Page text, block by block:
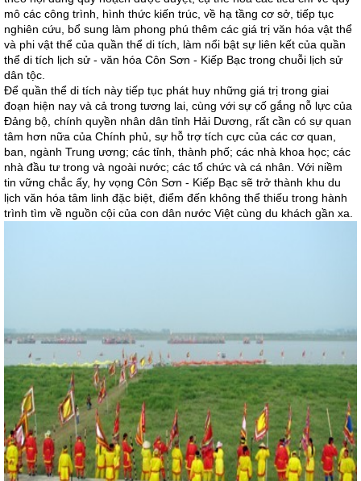
mô các công trình, hình thức kiến trúc, về hạ tầng cơ sở, tiếp tục
nghiên cứu, bổ sung làm phong phú thêm các giá trị văn hóa vật thể
và phi vật thể của quần thể di tích, làm nổi bật sự liên kết của quần
thể di tích lịch sử - văn hóa Côn Sơn - Kiếp Bạc trong chuỗi lịch sử
dân tộc.
Ðể quần thể di tích này tiếp tục phát huy những giá trị trong giai
đoạn hiện nay và cả trong tương lai, cùng với sự cố gắng nỗ lực của
Ðảng bộ, chính quyền nhân dân tỉnh Hải Dương, rất cần có sự quan
tâm hơn nữa của Chính phủ, sự hỗ trợ tích cực của các cơ quan,
ban, ngành Trung ương; các tỉnh, thành phố; các nhà khoa học; các
nhà đầu tư trong và ngoài nước; các tổ chức và cá nhân. Với niềm
tin vững chắc ấy, hy vọng Côn Sơn - Kiếp Bạc sẽ trở thành khu du
lịch văn hóa tâm linh đặc biệt, điểm đến không thể thiếu trong hành
trình tìm về nguồn cội của con dân nước Việt cùng du khách gần xa.